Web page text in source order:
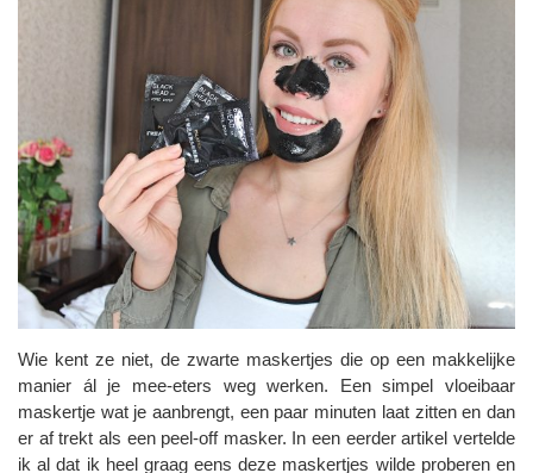
Wie kent ze niet, de zwarte maskertjes die op een makkelijke
manier ál je mee-eters weg werken. Een simpel vloeibaar
maskertje wat je aanbrengt, een paar minuten laat zitten en dan
er af trekt als een peel-off masker. In een eerder artikel vertelde
ik al dat ik heel graag eens deze maskertjes wilde proberen en